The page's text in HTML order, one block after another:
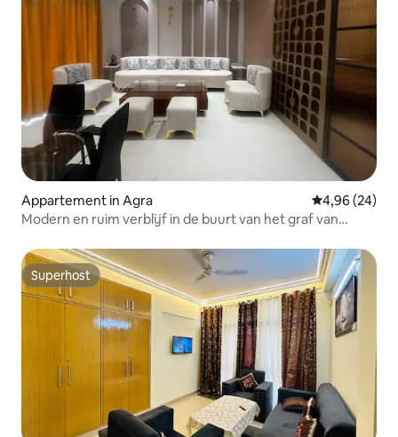
Appartement in Agra Gemiddelde
4,96 (24)
Modern en ruim verblijf in de buurt van het graf van
Superhost
Superhost